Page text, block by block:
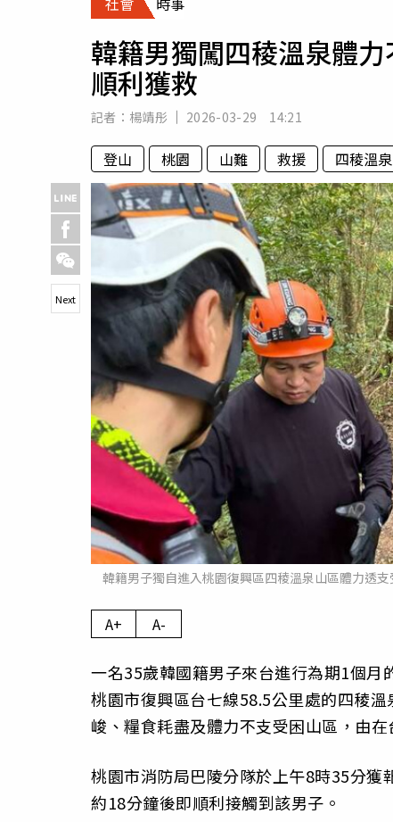
專欄
韓籍男獨闖四稜溫泉體
順利獲救
記者： 楊靖彤 2026-03-29 14:21
登山 桃園 山難 救援 四稜溫泉
韓籍男子獨自進入桃園復興區四稜溫泉山區體力透
Next
A+ A-
一名35歲韓國籍男子來台進行為期1個
桃園市復興區台七線58.5公里處的四稜
峻、糧食耗盡及體力不支受困山區，由在
桃園市消防局巴陵分隊於上午8時35分
約18分鐘後即順利接觸到該男子。